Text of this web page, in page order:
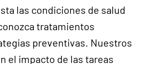
las condiciones de salud
tratamientos
preventivas. Nuestros
el impacto de las tareas